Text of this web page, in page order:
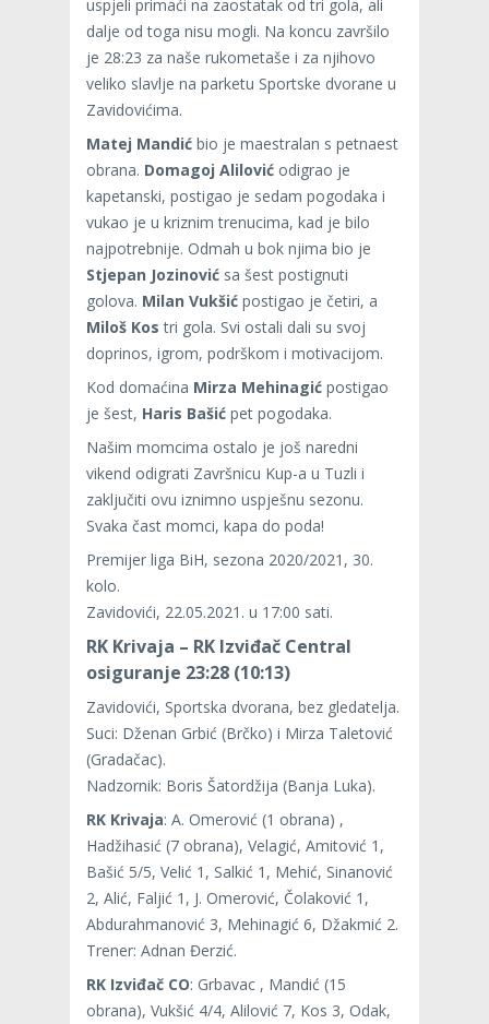
uspjeli primaći na zaostatak od tri gola, ali
dalje od toga nisu mogli. Na koncu završilo
je 28:23 za naše rukometaše i za njihovo
veliko slavlje na parketu Sportske dvorane u
Zavidovićima.
Matej Mandić bio je maestralan s petnaest
obrana. Domagoj Alilović odigrao je
kapetanski, postigao je sedam pogodaka i
vukao je u kriznim trenucima, kad je bilo
najpotrebnije. Odmah u bok njima bio je
Stjepan Jozinović sa šest postignuti
golova. Milan Vukšić postigao je četiri, a
Miloš Kos tri gola. Svi ostali dali su svoj
doprinos, igrom, podrškom i motivacijom.
Kod domaćina Mirza Mehinagić postigao
je šest, Haris Bašić pet pogodaka.
Našim momcima ostalo je još naredni
vikend odigrati Završnicu Kup-a u Tuzli i
zaključiti ovu iznimno uspješnu sezonu.
Svaka čast momci, kapa do poda!
Premijer liga BiH, sezona 2020/2021, 30.
kolo.
Zavidovići, 22.05.2021. u 17:00 sati.
RK Krivaja – RK Izviđač Central
osiguranje 23:28 (10:13)
Zavidovići, Sportska dvorana, bez gledatelja.
Suci: Dženan Grbić (Brčko) i Mirza Taletović
(Gradačac).
Nadzornik: Boris Šatordžija (Banja Luka).
RK Krivaja: A. Omerović (1 obrana) ,
Hadžihasić (7 obrana), Velagić, Amitović 1,
Bašić 5/5, Velić 1, Salkić 1, Mehić, Sinanović
2, Alić, Faljić 1, J. Omerović, Čolaković 1,
Abdurahmanović 3, Mehinagić 6, Džakmić 2.
Trener: Adnan Đerzić.
RK Izviđač CO: Grbavac , Mandić (15
obrana), Vukšić 4/4, Alilović 7, Kos 3, Odak,